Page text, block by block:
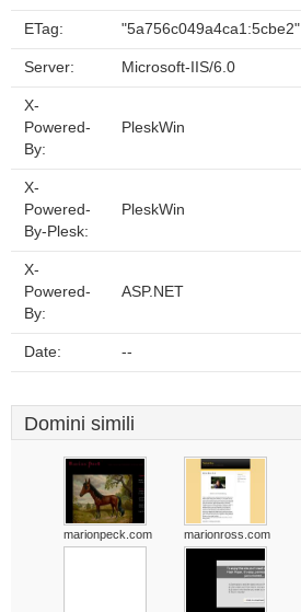
ETag: "5a756c049a4ca1:5cbe2"
Server: Microsoft-IIS/6.0
X-
Powered-
By:
PleskWin
X-
Powered-
By-Plesk:
PleskWin
X-
Powered-
By:
ASP.NET
Date: --
Domini simili
marionpeck.com marionross.com